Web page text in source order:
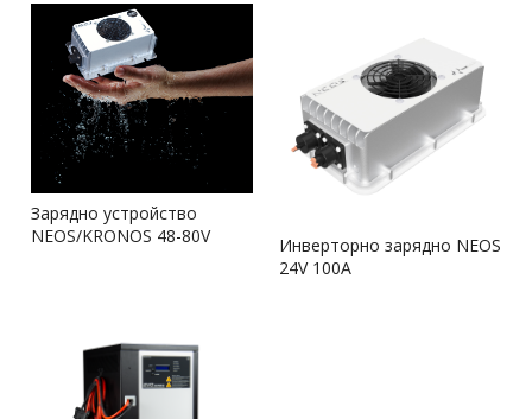
Зарядно устройство
NEOS/KRONOS 48-80V
Инверторно зарядно NEOS
24V 100A